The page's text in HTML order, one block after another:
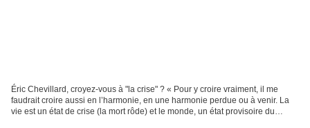
Éric Chevillard, croyez-vous à "la crise" ? « Pour y croire vraiment, il me
faudrait croire aussi en l’harmonie, en une harmonie perdue ou à venir. La
vie est un état de crise (la mort rôde) et le monde, un état provisoire du